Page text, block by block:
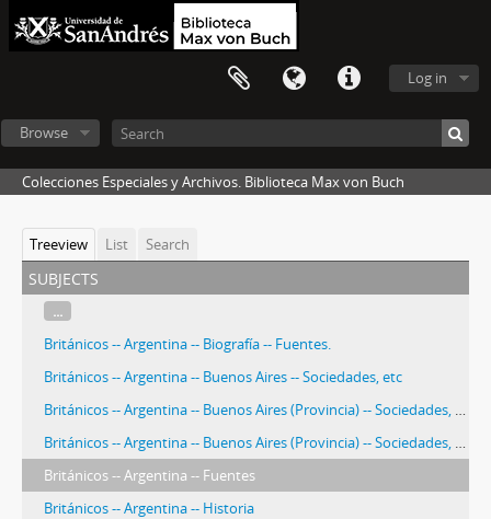
Log in
Browse
Colecciones Especiales y Archivos. Biblioteca Max von Buch
Treeview List Search
subjects
...
Británicos -- Argentina -- Biografía -- Fuentes.
Británicos -- Argentina -- Buenos Aires -- Sociedades, etc
Británicos -- Argentina -- Buenos Aires (Provincia) -- Sociedades, etc
Británicos -- Argentina -- Buenos Aires (Provincia) -- Sociedades, etc.
Británicos -- Argentina -- Fuentes
Británicos -- Argentina -- Historia